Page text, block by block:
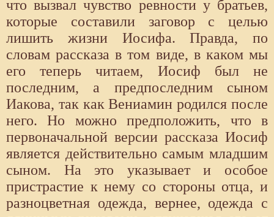
что вызвал чувство ревности у братьев,
которые составили заговор с целью
лишить жизни Иосифа. Правда, по
словам рассказа в том виде, в каком мы
его теперь читаем, Иосиф был не
последним, а предпоследним сыном
Иакова, так как Вениамин родился после
него. Но можно предположить, что в
первоначальной версии рассказа Иосиф
является действительно самым младшим
сыном. На это указывает и особое
пристрастие к нему со стороны отца, и
разноцветная одежда, вернее, одежда с